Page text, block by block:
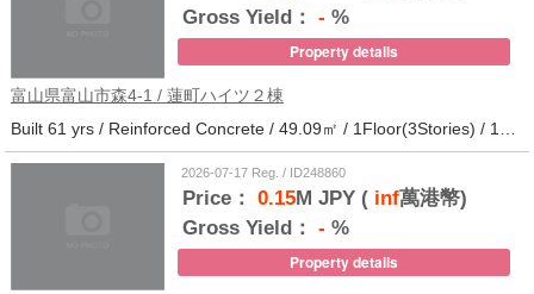
Gross Yield： - %
Property details
富山県富山市森4-1 / 蓮町ハイツ２棟
Built 61 yrs / Reinforced Concrete / 49.09㎡ / 1Floor(3Stories) / 12Units / Distance from the station.9
2026-07-17 Reg. / ID248860
Price： 0.15M JPY (inf萬港幣)
Gross Yield： - %
Property details